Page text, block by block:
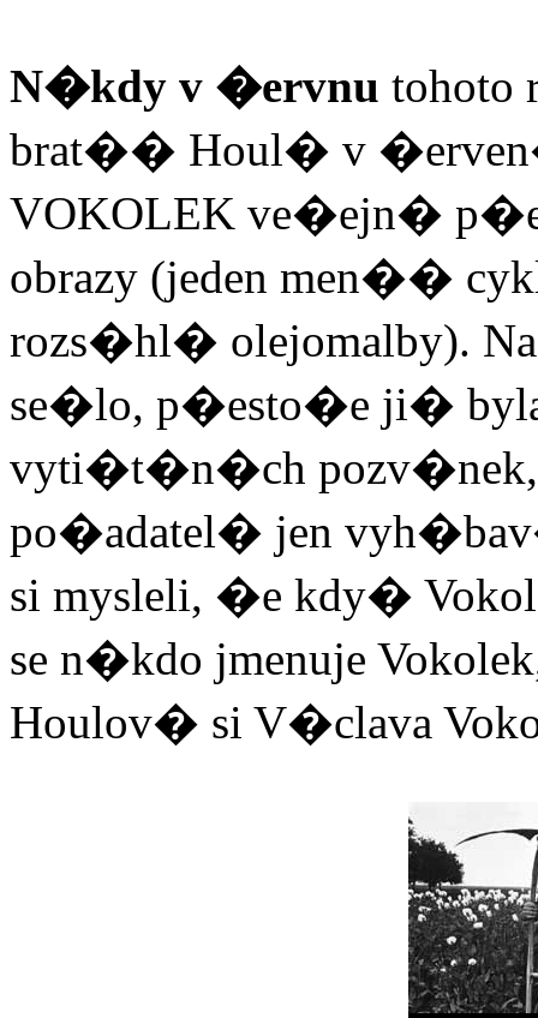
N�kdy v �ervnu
brat�� Houl� v
VOKOLEK ve�ejn�
obrazy (jeden men��
rozs�hl� olejomalby).
se�lo, p�esto�e ji�
vyti�t�n�ch
po�adatel� jen
si mysleli, �e kdy�
se n�kdo jmenuje
Houlov� si V�clava